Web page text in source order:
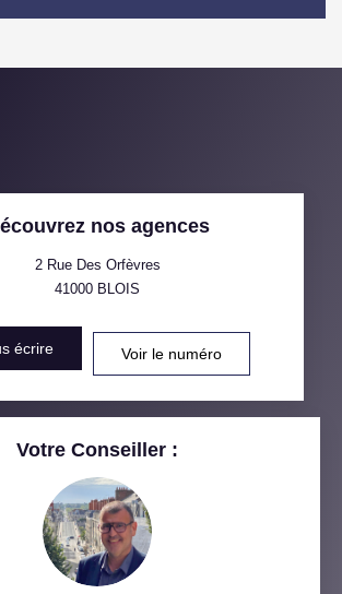
PART DES MÉNAGES SANS
VOITURE
ECOLES ET CRÈCHES
nos agences
2 Rue Des Orfèvres
41000 BLOIS
écrire Voir le numéro
Votre Conseiller :